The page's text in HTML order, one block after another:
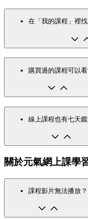
在「我的課程」裡
購買過的課程可以看
線上課程也有七天
關於元氣網上課學
課程影片無法播放？